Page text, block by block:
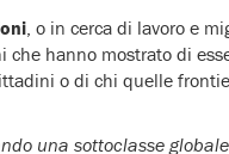
, o in cerca di lavoro e
che hanno mostrato di
o di chi quelle
una sottoclasse